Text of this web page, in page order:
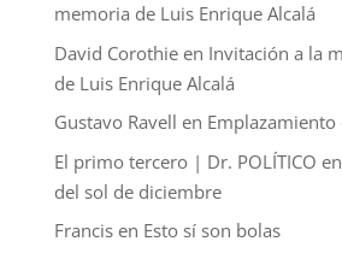
memoria de Luis Enrique Alcalá
David Corothieen Invitación a la
de Luis Enrique Alcalá
Gustavo Ravell en Emplazamiento
El primo tercero | Dr. POLÍTICO en
del sol de diciembre
Francisen Esto sí son bolas